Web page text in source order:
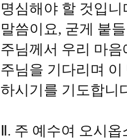
명심해야 할 것입
말씀이요, 굳게 붙
주님께서 우리 마
주님을 기다리며
하시기를 기도합니
Ⅱ. 주 예수여 오시